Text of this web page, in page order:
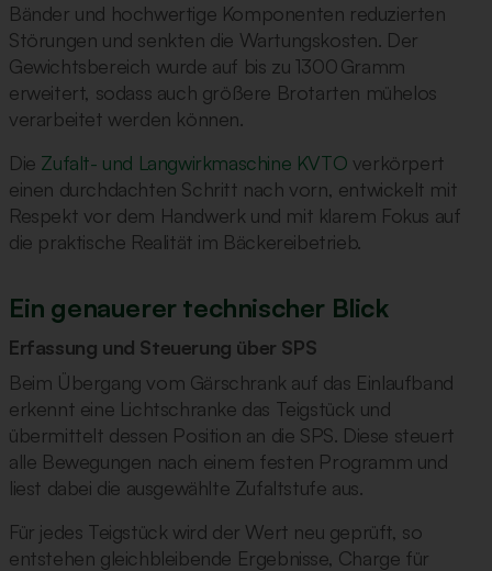
Bänder und hochwertige Komponenten reduzierten
Störungen und senkten die Wartungskosten. Der
Gewichtsbereich wurde auf bis zu 1300 Gramm
erweitert, sodass auch größere Brotarten mühelos
verarbeitet werden können.
Die Zufalt- und Langwirkmaschine KVTO verkörpert
einen durchdachten Schritt nach vorn, entwickelt mit
Respekt vor dem Handwerk und mit klarem Fokus auf
die praktische Realität im Bäckereibetrieb.
Ein genauerer technischer Blick
Erfassung und Steuerung über SPS
Beim Übergang vom Gärschrank auf das Einlaufband
erkennt eine Lichtschranke das Teigstück und
übermittelt dessen Position an die SPS. Diese steuert
alle Bewegungen nach einem festen Programm und
liest dabei die ausgewählte Zufaltstufe aus.
Für jedes Teigstück wird der Wert neu geprüft, so
entstehen gleichbleibende Ergebnisse, Charge für